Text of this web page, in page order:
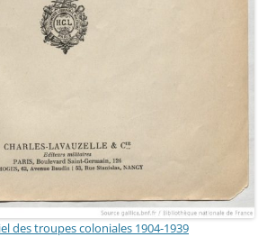
des troupes coloniales 1904-1939